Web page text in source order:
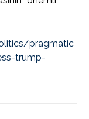
pragmatic
trump-